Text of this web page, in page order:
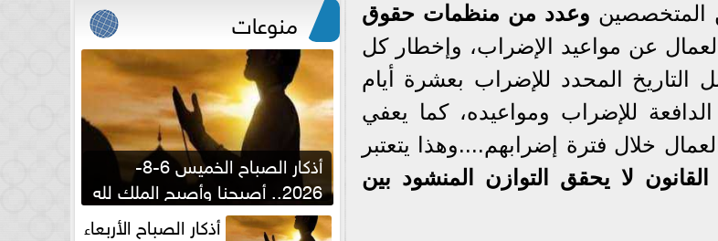
المتخصصين وعدد من منظمات حقوق
عن مواعيد الإضراب، وإخطار كل
التاريخ المحدد للإضراب بعشرة أيام
للإضراب ومواعيده، كما يعفي
خلال فترة إضرابهم....وهذا يتعتبر
القانون لا يحقق التوازن المنشود بين
منوعات
أذكار الصباح الخميس 6-8-
2026.. أصبحنا وأصبح الملك لله
والحمد لله
أذكار الصباح الأربعاء